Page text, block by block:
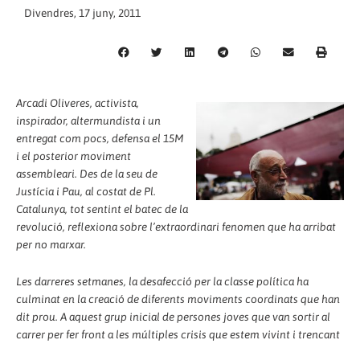
Divendres, 17 juny, 2011
Arcadi Oliveres, activista,
inspirador, altermundista i un
entregat com pocs, defensa el 15M
i el posterior moviment
assembleari. Des de la seu de
Justícia i Pau, al costat de Pl.
Catalunya, tot sentint el batec de la
revolució, reflexiona sobre l’extraordinari fenomen que ha arribat
per no marxar.
Les darreres setmanes, la desafecció per la classe política ha
culminat en la creació de diferents moviments coordinats que han
dit prou. A aquest grup inicial de persones joves que van sortir al
carrer per fer front a les múltiples crisis que estem vivint i trencant